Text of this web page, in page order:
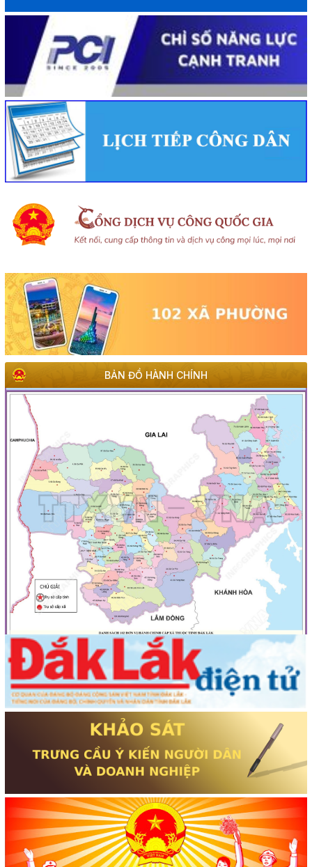
BẢN ĐỒ HÀNH CHÍNH